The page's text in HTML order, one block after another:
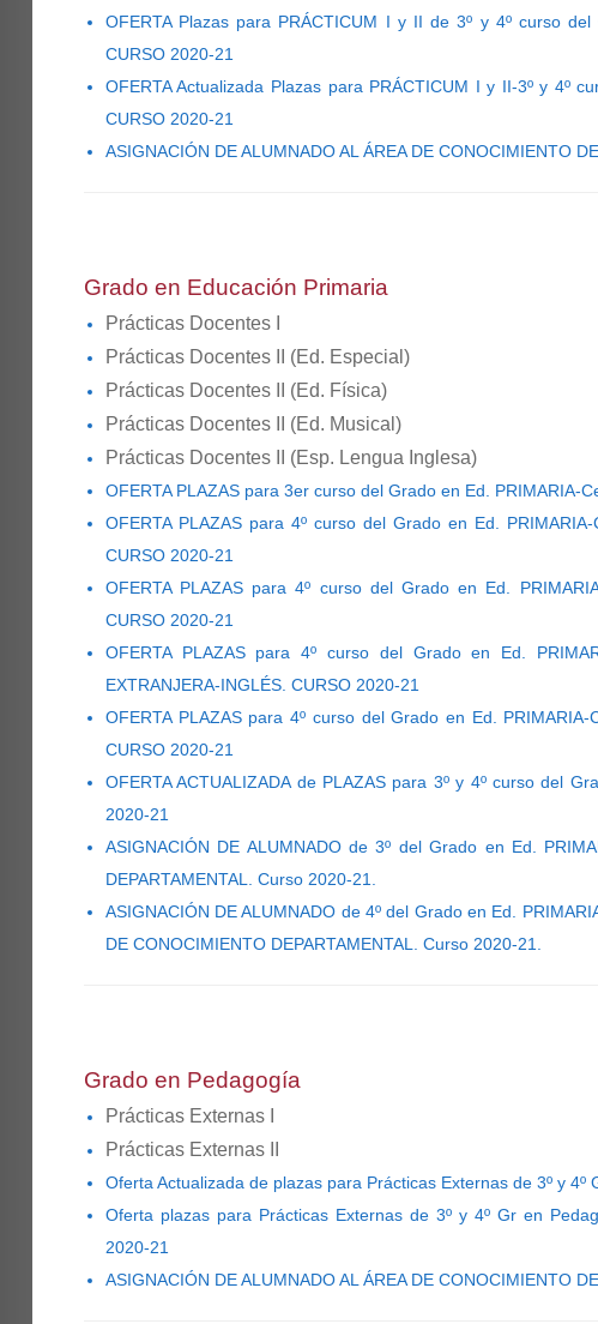
OFERTA Plazas para PRÁCTICUM I y II de 3º y 4º curso
CURSO 2020-21
OFERTA Actualizada Plazas para PRÁCTICUM I y II-3º y 4º
CURSO 2020-21
ASIGNACIÓN DE ALUMNADO AL ÁREA DE CONOCIMIENTO
Grado en Educación Primaria
Prácticas Docentes I
Prácticas Docentes II (Ed. Especial)
Prácticas Docentes II (Ed. Física)
Prácticas Docentes II (Ed. Musical)
Prácticas Docentes II (Esp. Lengua Inglesa)
OFERTA PLAZAS para 3er curso del Grado en Ed. PRIMARIA-
OFERTA PLAZAS para 4º curso del Grado en Ed.
CURSO 2020-21
OFERTA PLAZAS para 4º curso del Grado en Ed.
CURSO 2020-21
OFERTA PLAZAS para 4º curso del Grado en Ed.
EXTRANJERA-INGLÉS. CURSO 2020-21
OFERTA PLAZAS para 4º curso del Grado en Ed.
CURSO 2020-21
OFERTA ACTUALIZADA de PLAZAS para 3º y 4º curso del
2020-21
ASIGNACIÓN DE ALUMNADO de 3º del Grado en Ed.
DEPARTAMENTAL. Curso 2020-21.
ASIGNACIÓN DE ALUMNADO de 4º del Grado en Ed.
DE CONOCIMIENTO DEPARTAMENTAL. Curso 2020-21.
Grado en Pedagogía
Prácticas Externas I
Prácticas Externas II
Oferta Actualizada de plazas para Prácticas Externas de 3º y
Oferta plazas para Prácticas Externas de 3º y 4º Gr en
2020-21
ASIGNACIÓN DE ALUMNADO AL ÁREA DE CONOCIMIENTO